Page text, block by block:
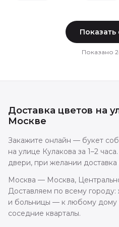
Показано
Доставка цветов на
Москве
Закажите онлайн — букет
на улице Кулакова за 1–2
двери, при желании
Москва — Москва,
Доставляем по всему
и больницы — к любому дому
соседние кварталы.